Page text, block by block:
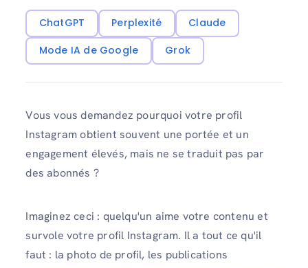
ChatGPT Perplexité
Claude
Mode IA de Google
Grok
Vous vous demandez pourquoi votre profil
Instagram obtient souvent une portée et un
engagement élevés, mais ne se traduit pas par
des abonnés ?
Imaginez ceci : quelqu'un aime votre contenu et
survole votre profil Instagram. Il a tout ce qu'il
faut : la photo de profil, les publications